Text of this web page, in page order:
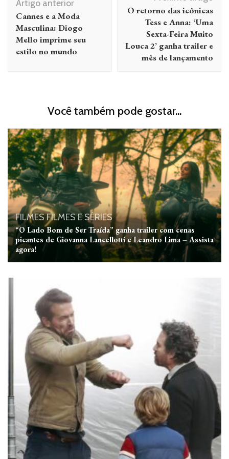
de
post
Artigo anterior
Cannes e a Moda
Masculina: Diogo
Mello imprime seu
estilo no mundo
O retorno das icônicas
Tess e Anna: ‘Uma
Sexta-Feira Muito
Louca 2’ ganha trailer e
mês de lançamento
Você também pode gostar...
FILMESFILMES E SÉRIES
“O Lado Bom de Ser Traída” ganha trailer com cenas
picantes de Giovanna Lancellotti e Leandro Lima – Assista
agora!